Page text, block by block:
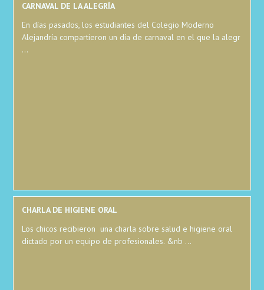
CARNAVAL DE LA ALEGRÍA
En días pasados, los estudiantes del Colegio Moderno
Alejandría compartieron un día de carnaval en el que la alegr
...
CHARLA DE HIGIENE ORAL
Los chicos recibieron una charla sobre salud e higiene oral
dictado por un equipo de profesionales. &nb ...